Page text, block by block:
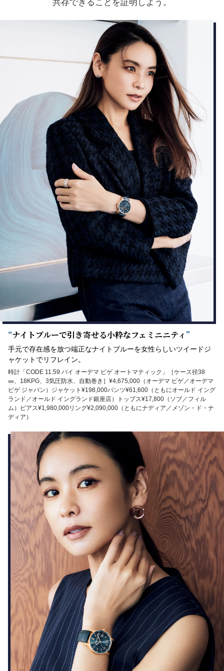
共存できることを証明しよう。
“ナイトブルーで引き寄せる小粋なフェミニニティ ”
手元で存在感を放つ端正なナイトブルーを女性らしいツイードジ
ャケットでリフレイン。
時計「CODE 11.59 バイ オーデマ ピゲ オートマティック」［ケース径38
㎜、18KPG、3気圧防水、自動巻き］¥4,675,000（オーデマ ピゲ／オーデマ
ピゲ ジャパン）ジャケット¥198,000パンツ¥61,600（ともにオールド イング
ランド／オールド イングランド銀座店）トップス¥17,800（ソブ／フィル
ム）ピアス¥1,980,000リング¥2,090,000（ともにナディア／メゾン・ド・ナ
ディア）